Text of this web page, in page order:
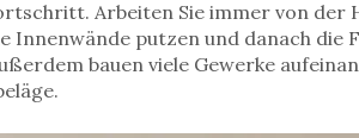
Arbeiten Sie immer von der
putzen und danach die
bauen viele Gewerke